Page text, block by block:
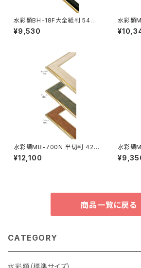
水彩額BH-18F大全紙判 544×
726ミリ
¥9,530
水彩額
×508ミ
水彩額MB-700N 半切判 423
×545ミリ
¥12,100
水彩額
商品一覧に戻る
CATEGORY
水彩額（標準サイズ）